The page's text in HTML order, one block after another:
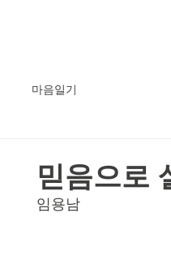
마음일기
믿음으로
임용남